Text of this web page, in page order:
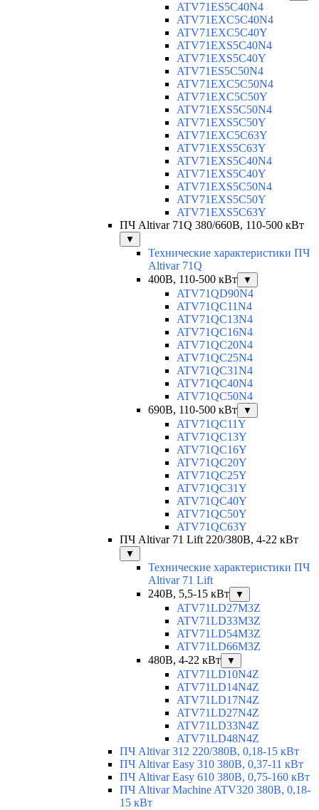
ATV71ES5C40N4
ATV71EXC5C40N4
ATV71EXC5C40Y
ATV71EXS5C40N4
ATV71EXS5C40Y
ATV71ES5C50N4
ATV71EXC5C50N4
ATV71EXC5C50Y
ATV71EXS5C50N4
ATV71EXS5C50Y
ATV71EXC5C63Y
ATV71EXS5C63Y
ATV71EXS5C40N4
ATV71EXS5C40Y
ATV71EXS5C50N4
ATV71EXS5C50Y
ATV71EXS5C63Y
ПЧ Altivar 71Q 380/660В, 110-500 кВт
▼
Технические характеристики ПЧ
Altivar 71Q
400В, 110-500 кВт
▼
ATV71QD90N4
ATV71QC11N4
ATV71QC13N4
ATV71QC16N4
ATV71QC20N4
ATV71QC25N4
ATV71QC31N4
ATV71QC40N4
ATV71QC50N4
690В, 110-500 кВт
▼
ATV71QC11Y
ATV71QC13Y
ATV71QC16Y
ATV71QC20Y
ATV71QC25Y
ATV71QC31Y
ATV71QC40Y
ATV71QC50Y
ATV71QC63Y
ПЧ Altivar 71 Lift 220/380В, 4-22 кВт
▼
Технические характеристики ПЧ
Altivar 71 Lift
240В, 5,5-15 кВт
▼
ATV71LD27M3Z
ATV71LD33M3Z
ATV71LD54M3Z
ATV71LD66M3Z
480В, 4-22 кВт
▼
ATV71LD10N4Z
ATV71LD14N4Z
ATV71LD17N4Z
ATV71LD27N4Z
ATV71LD33N4Z
ATV71LD48N4Z
ПЧ Altivar 312 220/380В, 0,18-15 кВт
ПЧ Altivar Easy 310 380В, 0,37-11 кВт
ПЧ Altivar Easy 610 380В, 0,75-160 кВт
ПЧ Altivar Machine ATV320 380В, 0,18-
15 кВт